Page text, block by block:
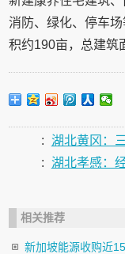
消防、绿化、停车
积约190亩，总建筑
: 湖北黄冈：
: 湖北孝感：
相关推荐
新加坡能源收购近